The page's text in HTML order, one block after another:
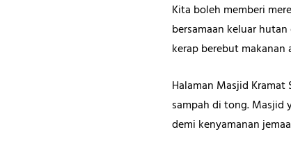
Kita boleh memberi
bersamaan keluar
kerap berebut
Halaman Masjid
sampah di tong. Masjid
demi kenyamanan